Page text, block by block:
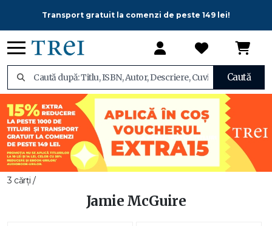
Transport gratuit la comenzi de peste 149 lei!
Caută
3 cărți /
Jamie McGuire